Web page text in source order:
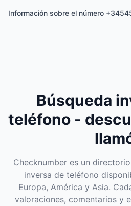
Información sobre el número
Búsqueda
teléfono -
Checknumber es un
inversa de teléfono
Europa, América y Asia.
valoraciones, comentarios y